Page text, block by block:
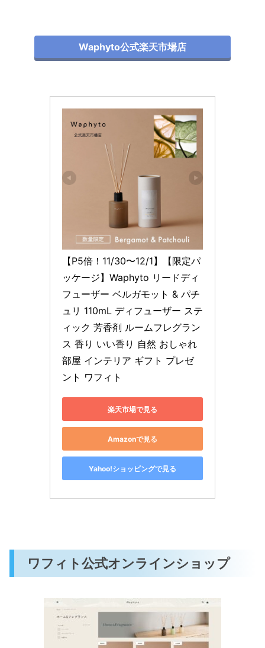
Waphyto公式楽天市場店
【P5倍！11/30〜12/1】【限定パ
ッケージ】Waphyto リードディ
フューザー ベルガモット & パチ
ュリ 110mL ディフューザー ステ
ィック 芳香剤 ルームフレグラン
ス 香り いい香り 自然 おしゃれ
部屋 インテリア ギフト プレゼ
ント ワフィト
楽天市場で見る
Amazonで見る
Yahoo!ショッピングで見る
ワフィト公式オンラインショップ